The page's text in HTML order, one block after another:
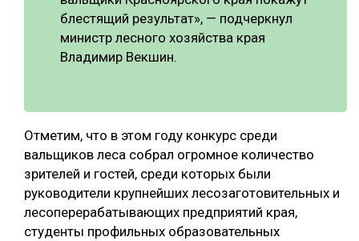
блестящий результат», — подчеркнул
министр лесного хозяйства края
Владимир Векшин.
Отметим, что в этом году конкурс среди
вальщиков леса собрал огромное количество
зрителей и гостей, среди которых были
руководители крупнейших лесозаготовительных и
лесоперерабатывающих предприятий края,
студенты профильных образовательных